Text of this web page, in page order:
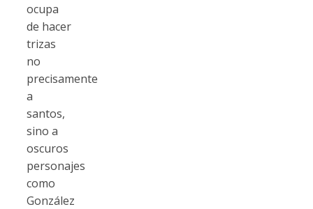
ocupa
de hacer
trizas
no
precisamente
a
santos,
sino a
oscuros
personajes
como
González